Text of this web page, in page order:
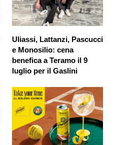
Uliassi, Lattanzi, Pascucci
e Monosilio: cena
benefica a Teramo il 9
luglio per il Gaslini